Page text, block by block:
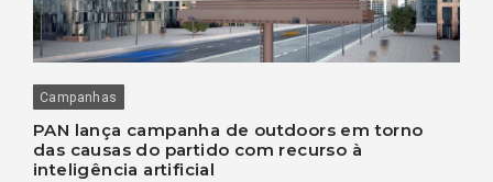
Campanhas
PAN lança campanha de outdoors em torno
das causas do partido com recurso à
inteligência artificial